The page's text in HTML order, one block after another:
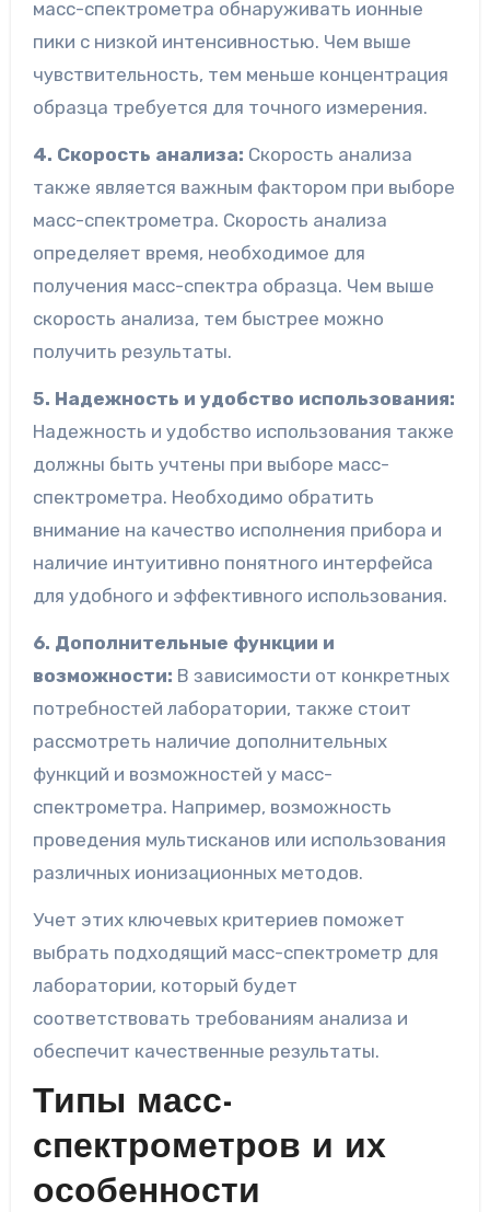
масс-спектрометра обнаруживать ионные
пики с низкой интенсивностью. Чем выше
чувствительность, тем меньше концентрация
образца требуется для точного измерения.
4. Скорость анализа: Скорость анализа
также является важным фактором при выборе
масс-спектрометра. Скорость анализа
определяет время, необходимое для
получения масс-спектра образца. Чем выше
скорость анализа, тем быстрее можно
получить результаты.
5. Надежность и удобство использования:
Надежность и удобство использования также
должны быть учтены при выборе масс-
спектрометра. Необходимо обратить
внимание на качество исполнения прибора и
наличие интуитивно понятного интерфейса
для удобного и эффективного использования.
6. Дополнительные функции и
возможности: В зависимости от конкретных
потребностей лаборатории, также стоит
рассмотреть наличие дополнительных
функций и возможностей у масс-
спектрометра. Например, возможность
проведения мультисканов или использования
различных ионизационных методов.
Учет этих ключевых критериев поможет
выбрать подходящий масс-спектрометр для
лаборатории, который будет
соответствовать требованиям анализа и
обеспечит качественные результаты.
Типы масс-
спектрометров и их
особенности